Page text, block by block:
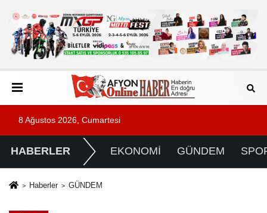
8 Ağustos 2026, Cumartesi
HABERLER EKONOMİ GÜNDEM
Haberler GÜNDEM